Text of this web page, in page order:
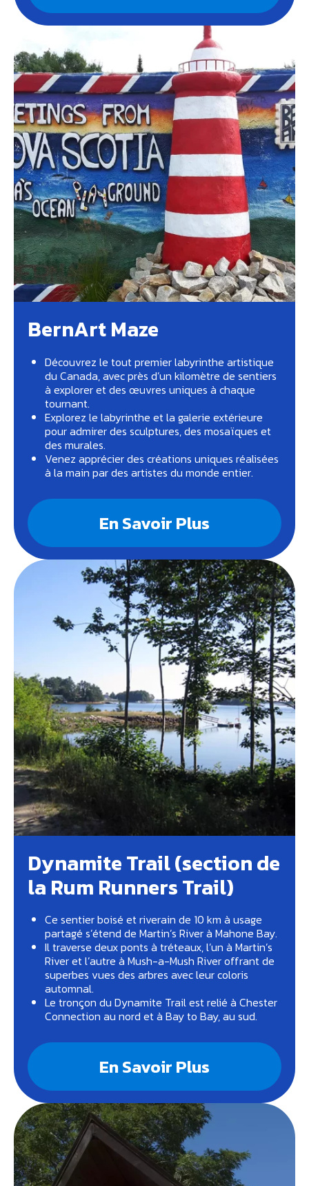
BernArt Maze
Découvrez le tout premier labyrinthe artistique
du Canada, avec près d’un kilomètre de sentiers
à explorer et des œuvres uniques à chaque
tournant.
Explorez le labyrinthe et la galerie extérieure
pour admirer des sculptures, des mosaïques et
des murales.
Venez apprécier des créations uniques réalisées
à la main par des artistes du monde entier.
En Savoir Plus
Dynamite Trail (section de
la Rum Runners Trail)
Ce sentier boisé et riverain de 10 km à usage
partagé s’étend de Martin’s River à Mahone Bay.
Il traverse deux ponts à tréteaux, l’un à Martin’s
River et l’autre à Mush-a-Mush River offrant de
superbes vues des arbres avec leur coloris
automnal.
Le tronçon du Dynamite Trail est relié à Chester
Connection au nord et à Bay to Bay, au sud.
En Savoir Plus